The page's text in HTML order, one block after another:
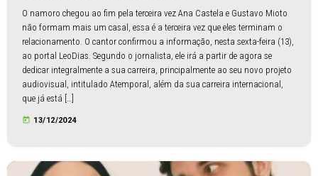
O namoro chegou ao fim pela terceira vez Ana Castela e Gustavo Mioto
não formam mais um casal, essa é a terceira vez que eles terminam o
relacionamento. O cantor confirmou a informação, nesta sexta-feira (13),
ao portal LeoDias. Segundo o jornalista, ele irá a partir de agora se
dedicar integralmente a sua carreira, principalmente ao seu novo projeto
audiovisual, intitulado Atemporal, além da sua carreira internacional,
que já está […]
today 13/12/2024